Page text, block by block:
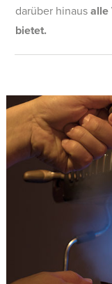
darüber hinaus alle
bietet.